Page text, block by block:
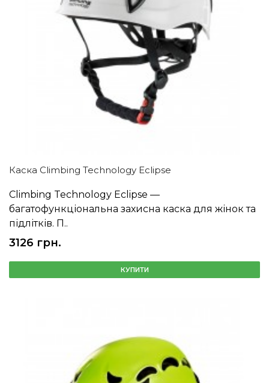
Каска Climbing Technology Eclipse
Climbing Technology Eclipse —
багатофункціональна захисна каска для жінок та
підлітків. П..
3126 грн.
КУПИТИ